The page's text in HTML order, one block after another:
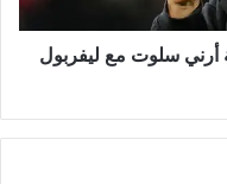
أرني سلوت مع ليفربول